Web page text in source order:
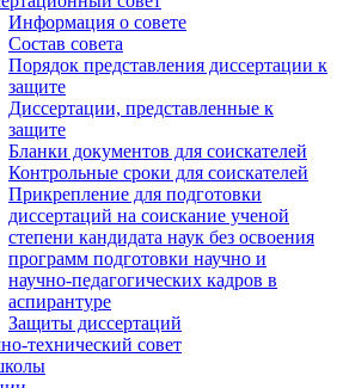
Информация о совете
Состав совета
Порядок представления диссертации к
защите
Диссертации, представленные к
защите
Бланки документов для соискателей
Контрольные сроки для соискателей
Прикрепление для подготовки
диссертаций на соискание ученой
степени кандидата наук без освоения
программ подготовки научно и
научно-педагогических кадров в
аспирантуре
Защиты диссертаций
технический совет